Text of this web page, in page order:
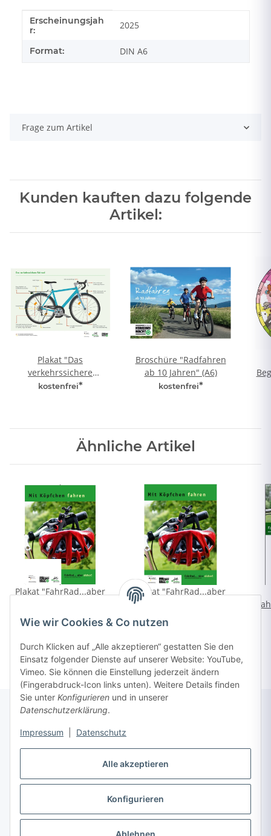
Alle akzeptieren
Konfigurieren
Wie wir Cookies & Co nutzen
Durch Klicken auf „Alle akzeptieren“ gestatten Sie den
Einsatz folgender Dienste auf unserer Website: YouTube,
Vimeo. Sie können die Einstellung jederzeit ändern
(Fingerabdruck-Icon links unten). Weitere Details finden
Sie unter Konfigurieren und in unserer
Datenschutzerklärung.
Impressum Datenschutz
Produkteigenschaft
Wert
Erscheinungsjah
r:
2025
Format: DIN A6
Frage zum Artikel
Kunden kauften dazu folgende
Artikel:
Plakat "Das
verkehrssichere
Fahrrad" (A3)
kostenfrei*
Broschüre "Radfahren
ab 10 Jahren" (A6)
kostenfrei*
Ähnliche Artikel
Plakat "FahrRad...aber
(A3)
kostenfrei*
Plakat "FahrRad...aber
sicher!" ohne Eindruck
kostenfrei
Informationen
Gesetzliche Informationen
Vertrag widerrufen